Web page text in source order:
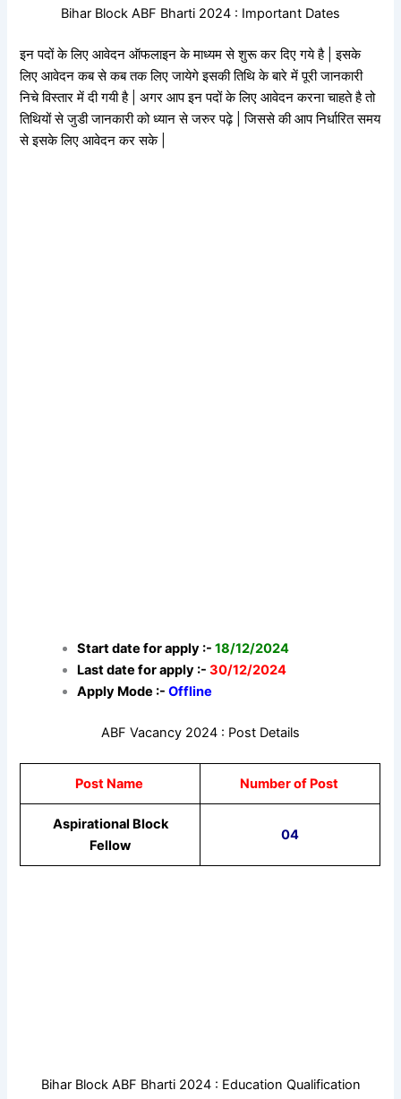
Bihar Block ABF Bharti 2024 : Important Dates
इन पदों के लिए आवेदन ऑफलाइन के माध्यम से शुरू कर दिए गये है | इसके
लिए आवेदन कब से कब तक लिए जायेगे इसकी तिथि के बारे में पूरी जानकारी
निचे विस्तार में दी गयी है | अगर आप इन पदों के लिए आवेदन करना चाहते है तो
तिथियों से जुडी जानकारी को ध्यान से जरुर पढ़े | जिससे की आप निर्धारित समय
से इसके लिए आवेदन कर सके |
Start date for apply :-18/12/2024
Last date for apply :- 30/12/2024
Apply Mode :-Offline
ABF Vacancy 2024 : Post Details
Post Name Number of Post
Aspirational Block
Fellow
04
Bihar Block ABF Bharti 2024 : Education Qualification